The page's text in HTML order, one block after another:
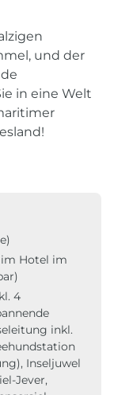
und der
in eine Welt
Hotel im
4
inkl.
Inseljuwel
Jever,